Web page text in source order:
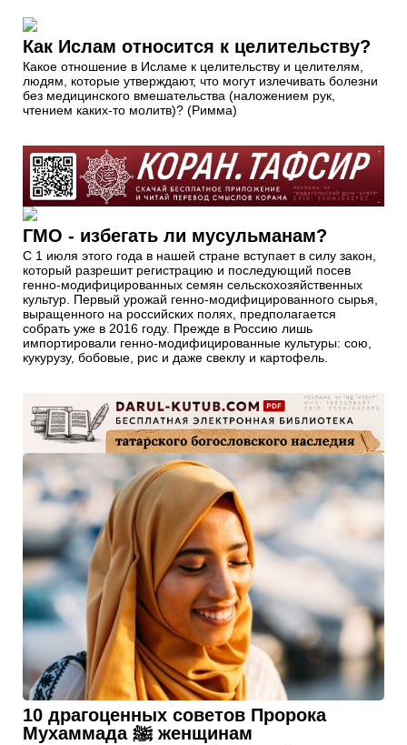
Как Ислам относится к целительству?
Какое отношение в Исламе к целительству и целителям,
людям, которые утверждают, что могут излечивать болезни
без медицинского вмешательства (наложением рук,
чтением каких-то молитв)? (Римма)
ГМО - избегать ли мусульманам?
С 1 июля этого года в нашей стране вступает в силу закон,
который разрешит регистрацию и последующий посев
генно-модифицированных семян сельскохозяйственных
культур. Первый урожай генно-модифицированного сырья,
выращенного на российских полях, предполагается
собрать уже в 2016 году. Прежде в Россию лишь
импортировали генно-модифицированные культуры: сою,
кукурузу, бобовые, рис и даже свеклу и картофель.
10 драгоценных советов Пророка
Мухаммада ﷺ женщинам